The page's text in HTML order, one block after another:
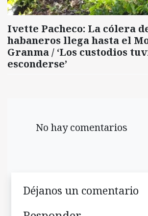
Ivette Pacheco: La cólera
habaneros llega hasta el
Granma / ‘Los custodios
esconderse’
No hay comentarios
Déjanos un comentario